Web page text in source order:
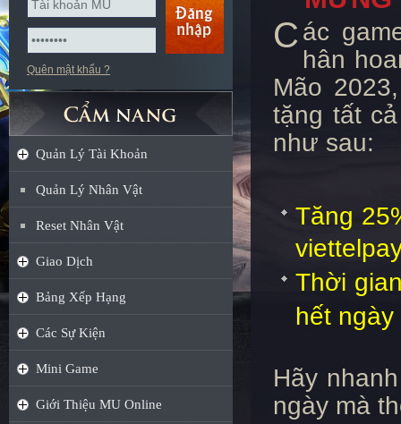
Quên mật khẩu ?
Quản Lý Tài Khoản
Quản Lý Nhân Vật
Reset Nhân Vật
Giao Dịch
Bảng Xếp Hạng
Các Sự Kiện
Mini Game
Giới Thiệu MU Online
Các
hân
Mão
tặng tất
như sau:
Tăng
Thời
hết ngày
Hãy
ngày mà